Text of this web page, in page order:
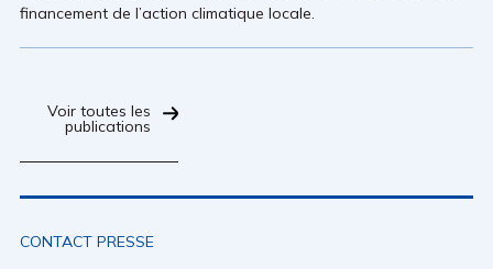
financement de l’action climatique locale.
Voir toutes les
publications
CONTACT PRESSE